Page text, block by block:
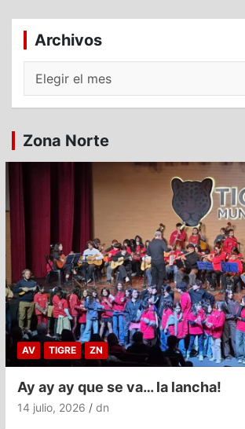
Archivos
Archivos
Zona Norte
AV TIGRE ZN
Ay ay ay que se va… la lancha!
14 julio, 2026 dn